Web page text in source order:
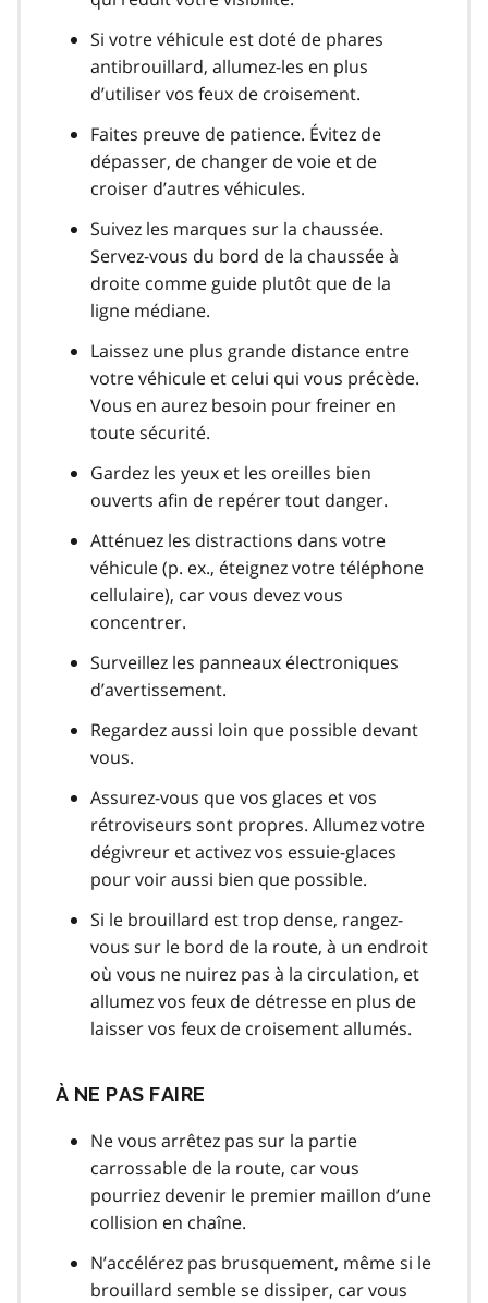
Si votre véhicule est doté de phares
antibrouillard, allumez-les en plus
d’utiliser vos feux de croisement.
Faites preuve de patience. Évitez de
dépasser, de changer de voie et de
croiser d’autres véhicules.
Suivez les marques sur la chaussée.
Servez-vous du bord de la chaussée à
droite comme guide plutôt que de la
ligne médiane.
Laissez une plus grande distance entre
votre véhicule et celui qui vous précède.
Vous en aurez besoin pour freiner en
toute sécurité.
Gardez les yeux et les oreilles bien
ouverts afin de repérer tout danger.
Atténuez les distractions dans votre
véhicule (p. ex., éteignez votre téléphone
cellulaire), car vous devez vous
concentrer.
Surveillez les panneaux électroniques
d’avertissement.
Regardez aussi loin que possible devant
vous.
Assurez-vous que vos glaces et vos
rétroviseurs sont propres. Allumez votre
dégivreur et activez vos essuie-glaces
pour voir aussi bien que possible.
Si le brouillard est trop dense, rangez-
vous sur le bord de la route, à un endroit
où vous ne nuirez pas à la circulation, et
allumez vos feux de détresse en plus de
laisser vos feux de croisement allumés.
À NE PAS FAIRE
Ne vous arrêtez pas sur la partie
carrossable de la route, car vous
pourriez devenir le premier maillon d’une
collision en chaîne.
N’accélérez pas brusquement, même si le
brouillard semble se dissiper, car vous